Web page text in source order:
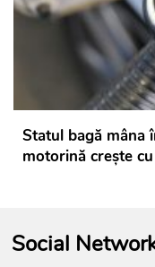
Statul bagă mâna
motorină crește
Social